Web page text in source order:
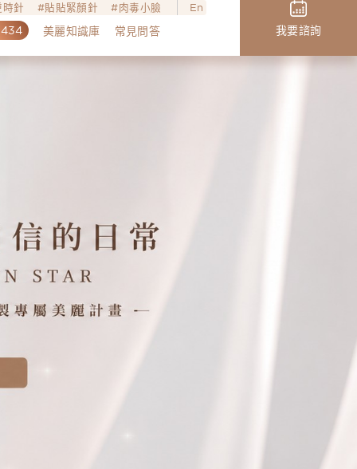
針 貼貼緊顏針 肉毒小臉 En
美麗知識庫 常見問答 我要諮詢